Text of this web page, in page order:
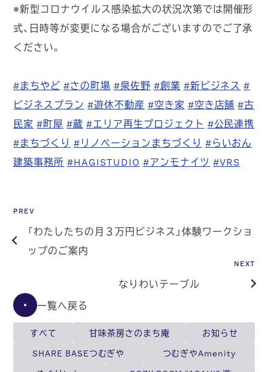
※新型コロナウイルス感染拡大の状況次第では開催形
式、日時等が変更になる場合がございますのでご了承
ください。
#まちやど #さの町場 #泉佐野 #創業 #新ビジネス #
ビジネスプラン #遊休不動産 #空き家 #空き店舗 #古
民家 #町屋 #蔵 #エリア再生プロジェクト #公民連携
#まちづくり #リノベーションまちづくり #らいおん
建築事務所 #HAGISTUDIO #アンモナイツ #VRS
PREV
「わたしたちの月３万円ビジネス」体験ワークショ
ップのご案内
NEXT
なりわいテーブル
一覧へ戻る
すべて 甘味茶房さのまち庵
お知らせ
SHARE BASEつむぎや
つむぎやAmenity